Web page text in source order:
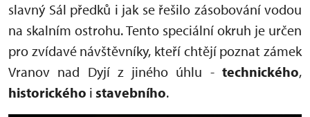
slavný Sál předků i jak se řešilo zásobování vodou
na skalním ostrohu. Tento speciální okruh je určen
pro zvídavé návštěvníky, kteří chtějí poznat zámek
Vranov nad Dyjí z jiného úhlu - technického,
historického i stavebního.